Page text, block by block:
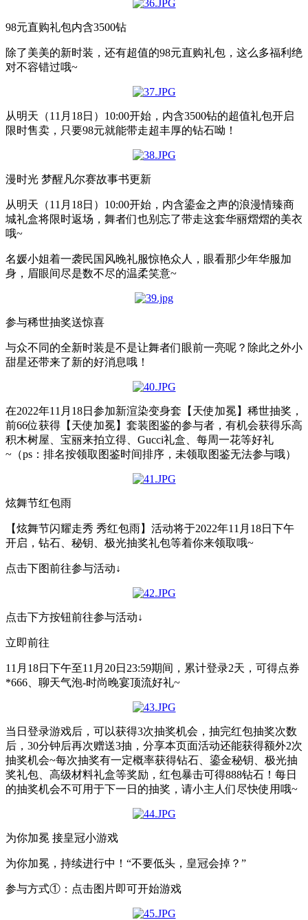
98元直购礼包内含3500钻
除了美美的新时装，还有超值的98元直购礼包，这么多福利绝
对不容错过哦~
从明天（11月18日）10:00开始，内含3500钻的超值礼包开启
限时售卖，只要98元就能带走超丰厚的钻石呦！
漫时光 梦醒凡尔赛故事书更新
从明天（11月18日）10:00开始，内含鎏金之声的浪漫情臻商
城礼盒将限时返场，舞者们也别忘了带走这套华丽熠熠的美衣
哦~
名媛小姐着一袭民国风晚礼服惊艳众人，眼看那少年华服加
身，眉眼间尽是数不尽的温柔笑意~
参与稀世抽奖送惊喜
与众不同的全新时装是不是让舞者们眼前一亮呢？除此之外小
甜星还带来了新的好消息哦！
在2022年11月18日参加新渲染变身套【天使加冕】稀世抽奖，
前66位获得【天使加冕】套装图鉴的参与者，有机会获得乐高
积木树屋、宝丽来拍立得、Gucci礼盒、每周一花等好礼
~（ps：排名按领取图鉴时间排序，未领取图鉴无法参与哦）
炫舞节红包雨
【炫舞节闪耀走秀 秀红包雨】活动将于2022年11月18日下午
开启，钻石、秘钥、极光抽奖礼包等着你来领取哦~
点击下图前往参与活动↓
点击下方按钮前往参与活动↓
立即前往
11月18日下午至11月20日23:59期间，累计登录2天，可得点券
*666、聊天气泡-时尚晚宴顶流好礼~
当日登录游戏后，可以获得3次抽奖机会，抽完红包抽奖次数
后，30分钟后再次赠送3抽，分享本页面活动还能获得额外2次
抽奖机会~每次抽奖有一定概率获得钻石、鎏金秘钥、极光抽
奖礼包、高级材料礼盒等奖励，红包暴击可得888钻石！每日
的抽奖机会不可用于下一日的抽奖，请小主人们尽快使用哦~
为你加冕 接皇冠小游戏
为你加冕，持续进行中！“不要低头，皇冠会掉？”
参与方式①：点击图片即可开始游戏